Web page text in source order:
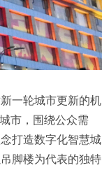
一轮城市更新的机
市，围绕公众需
打造数字化智慧城
脚楼为代表的独特